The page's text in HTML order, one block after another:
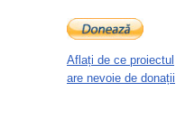
Aflați de ce proiectul
are nevoie de donații